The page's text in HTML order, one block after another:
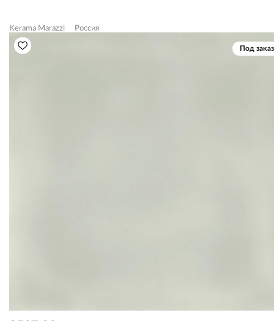
Kerama Marazzi Россия
Под заказ